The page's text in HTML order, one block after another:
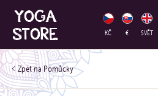
KČ € SVĚT
Pomůcky